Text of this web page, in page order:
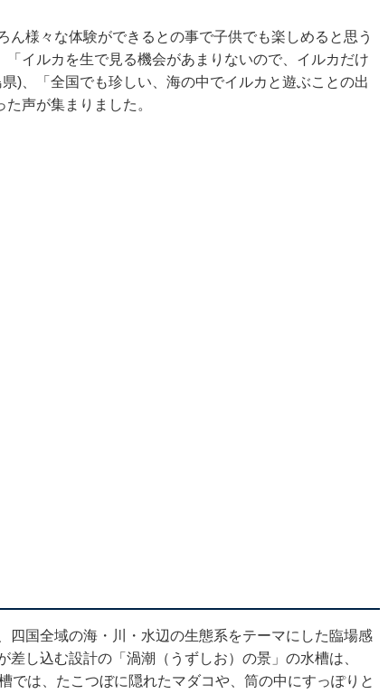
ん様々な体験ができるとの事で子供でも楽しめると思う
イルカを生で見る機会があまりないので、イルカだけ
)、「全国でも珍しい、海の中でイルカと遊ぶことの出
声が集まりました。
四国全域の海・川・水辺の生態系をテーマにした臨場感
し込む設計の「渦潮（うずしお）の景」の水槽は、
では、たこつぼに隠れたマダコや、筒の中にすっぽりと